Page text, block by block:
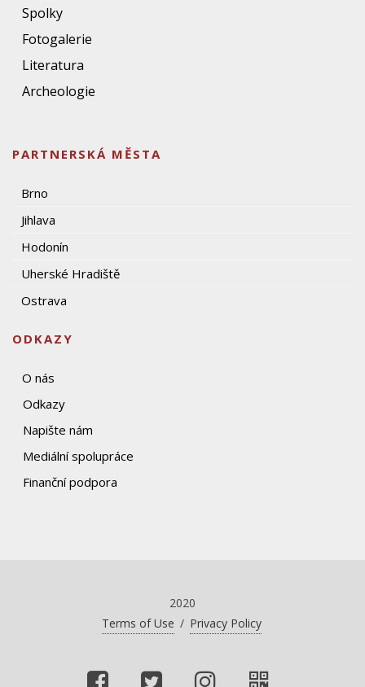
Spolky
Fotogalerie
Literatura
Archeologie
PARTNERSKÁ MĚSTA
Brno
Jihlava
Hodonín
Uherské Hradiště
Ostrava
ODKAZY
O nás
Odkazy
Napište nám
Mediální spolupráce
Finanční podpora
2020
Terms of Use / Privacy Policy